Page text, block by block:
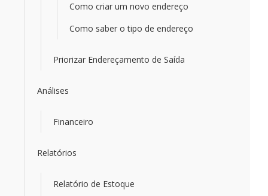
Como criar um novo endereço
Como saber o tipo de endereço
Priorizar Endereçamento de Saída
Análises
Financeiro
Relatórios
Relatório de Estoque